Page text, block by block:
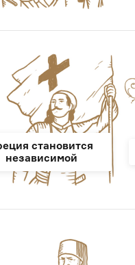
становится
независимой